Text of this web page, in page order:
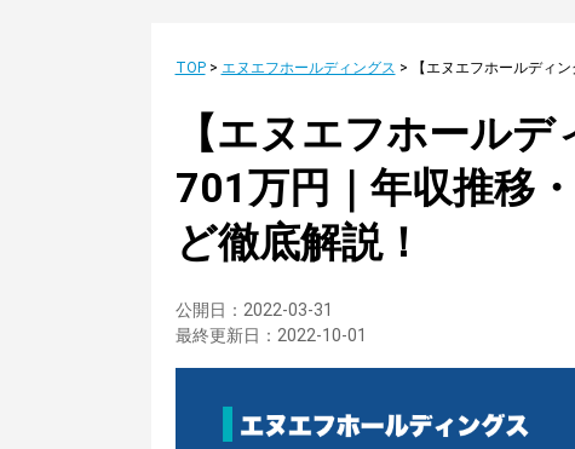
TOP> エヌエフホールディングス >
【エヌエフホール
701万円｜年収推移
ど徹底解説！
公開日： 2022-03-31
最終更新日： 2022-10-01